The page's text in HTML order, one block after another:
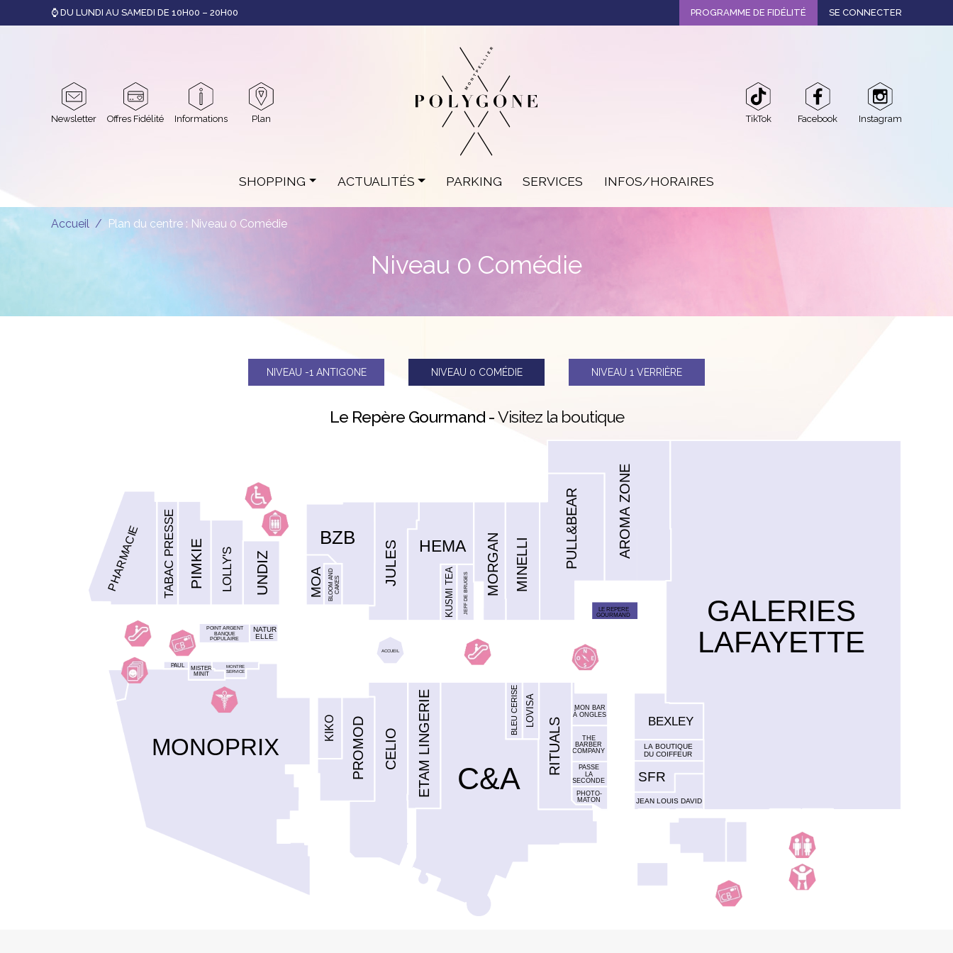
⌚ DU LUNDI AU SAMEDI DE 10H00 – 20H00 PROGRAMME DE FIDÉLITÉ SE CONNECTER
Newsletter Offres Fidélité Informations Plan TikTok Facebook Instagram
SHOPPING ACTUALITÉS PARKING SERVICES INFOS/HORAIRES
Accueil Plan du centre : Niveau 0 Comédie
Niveau 0 Comédie
NIVEAU -1 ANTIGONE NIVEAU 0 COMÉDIE NIVEAU 1 VERRIÈRE
Le Repère Gourmand -Visitez la boutique